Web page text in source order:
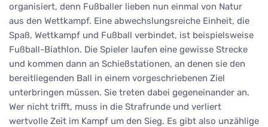
organisiert, denn Fußballer lieben nun einmal von Natur
aus den Wettkampf. Eine abwechslungsreiche Einheit, die
Spaß, Wettkampf und Fußball verbindet, ist beispielsweise
Fußball-Biathlon. Die Spieler laufen eine gewisse Strecke
und kommen dann an Schießstationen, an denen sie den
bereitliegenden Ball in einem vorgeschriebenen Ziel
unterbringen müssen. Sie treten dabei gegeneinander an.
Wer nicht trifft, muss in die Strafrunde und verliert
wertvolle Zeit im Kampf um den Sieg. Es gibt also unzählige